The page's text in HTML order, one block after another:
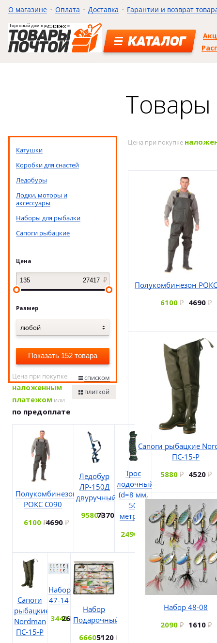
О магазине Оплата Доставка Гарантии и возврат
КАТАЛОГ
Товары
Катушки
Коробки для снастей
Ледобуры
Лодки, моторы и
аксессуары
Наборы для рыбалки
Сапоги рыбацкие
Цена
Размер
любой
Показать 152 товара
Цена при покупке
наложенным
платежомили
по предоплате
списком
плиткой
Полукомбинезон
РОКС С090
6100 4690
Ледобур
ЛР-150Д
двуручный
95807370
Трос
лодочный
(d=8 мм,
50
метров)
2490
Сапоги
рыбацкие
Nordman
ПС-15-Р
Набор
47-14
34402650
Набор
Подарочный
66605120
Цена при покупке
Полукомбинезон
6100
4690
Сапоги рыбацкие
ПС-15-Р
5880
4520
Набор 48-08
2090
1610